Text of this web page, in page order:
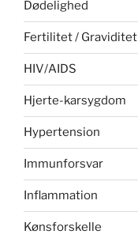
Dødelighed
Fertilitet / Graviditet
HIV/AIDS
Hjerte-karsygdom
Hypertension
Immunforsvar
Inflammation
Kønsforskelle